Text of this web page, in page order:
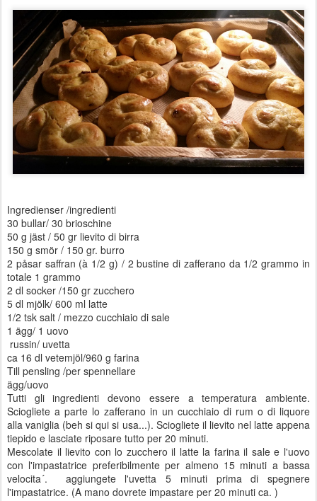
Ingredienser /ingredienti
30 bullar/ 30 brioschine
50 g jäst / 50 gr lievito di birra
150 g smör / 150 gr. burro
2 påsar saffran (à 1/2 g) / 2 bustine di zafferano da 1/2 grammo in
totale 1 grammo
2 dl socker /150 gr zucchero
5 dl mjölk/ 600 ml latte
1/2 tsk salt / mezzo cucchiaio di sale
1 ägg/ 1 uovo
russin/ uvetta
ca 16 dl vetemjöl/960 g farina
Till pensling /per spennellare
ägg/uovo
Tutti gli ingredienti devono essere a temperatura ambiente.
Sciogliete a parte lo zafferano in un cucchiaio di rum o di liquore
alla vaniglia (beh si qui si usa...). Sciogliete il lievito nel latte appena
tiepido e lasciate riposare tutto per 20 minuti.
Mescolate il lievito con lo zucchero il latte la farina il sale e l'uovo
con l'impastatrice preferibilmente per almeno 15 minuti a bassa
velocita´. aggiungete l'uvetta 5 minuti prima di spegnere
l'impastatrice. (A mano dovrete impastare per 20 minuti ca. )